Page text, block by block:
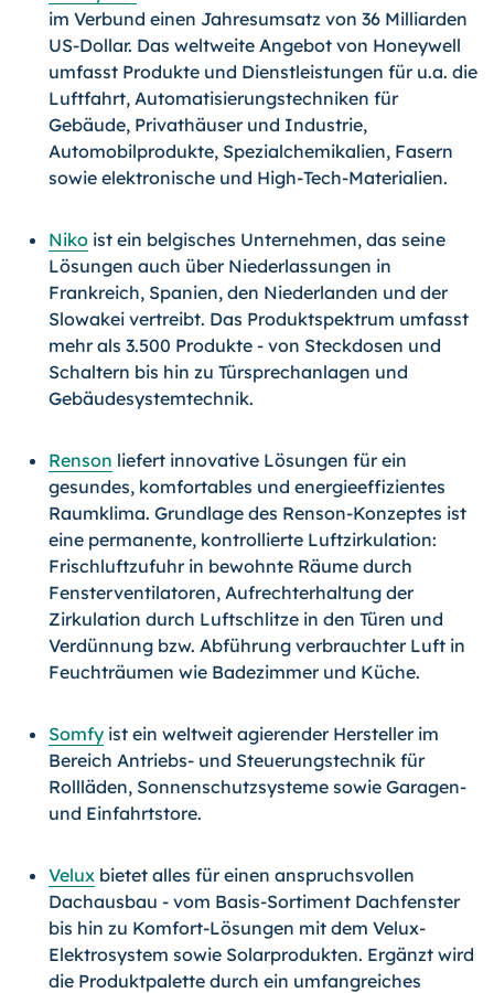
im Verbund einen Jahresumsatz von 36 Milliarden
US-Dollar. Das weltweite Angebot von Honeywell
umfasst Produkte und Dienstleistungen für u.a. die
Luftfahrt, Automatisierungstechniken für
Gebäude, Privathäuser und Industrie,
Automobilprodukte, Spezialchemikalien, Fasern
sowie elektronische und High-Tech-Materialien.
Niko ist ein belgisches Unternehmen, das seine
Lösungen auch über Niederlassungen in
Frankreich, Spanien, den Niederlanden und der
Slowakei vertreibt. Das Produktspektrum umfasst
mehr als 3.500 Produkte - von Steckdosen und
Schaltern bis hin zu Türsprechanlagen und
Gebäudesystemtechnik.
Renson liefert innovative Lösungen für ein
gesundes, komfortables und energieeffizientes
Raumklima. Grundlage des Renson-Konzeptes ist
eine permanente, kontrollierte Luftzirkulation:
Frischluftzufuhr in bewohnte Räume durch
Fensterventilatoren, Aufrechterhaltung der
Zirkulation durch Luftschlitze in den Türen und
Verdünnung bzw. Abführung verbrauchter Luft in
Feuchträumen wie Badezimmer und Küche.
Somfy ist ein weltweit agierender Hersteller im
Bereich Antriebs- und Steuerungstechnik für
Rollläden, Sonnenschutzsysteme sowie Garagen-
und Einfahrtstore.
Velux bietet alles für einen anspruchsvollen
Dachausbau - vom Basis-Sortiment Dachfenster
bis hin zu Komfort-Lösungen mit dem Velux-
Elektrosystem sowie Solarprodukten. Ergänzt wird
die Produktpalette durch ein umfangreiches